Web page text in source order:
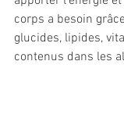
corps a besoin
glucides, lipides,
contenus dans les